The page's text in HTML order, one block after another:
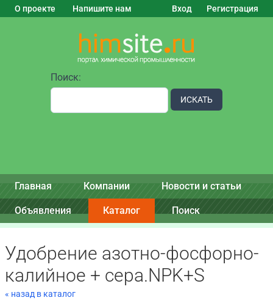
О проекте Напишите нам Вход Регистрация
Поиск:
ИСКАТЬ
Главная Компании Новости и статьи
Объявления Каталог Поиск
Удобрение азотно-фосфорно-
калийное + сера.NPK+S
« назад в каталог